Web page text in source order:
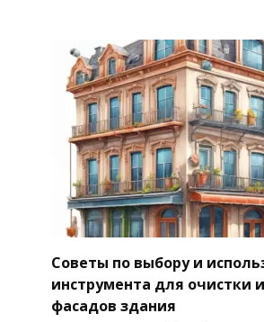
Советы по выбору и
инструмента для очистки
фасадов здания